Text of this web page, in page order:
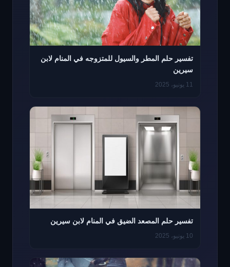
تفسير حلم المطر والسيول للمتزوجه في المنام لابن
سيرين
11 يونيو، 2025
تفسير حلم المصعد الضيق في المنام لابن سيرين
10 يونيو، 2025